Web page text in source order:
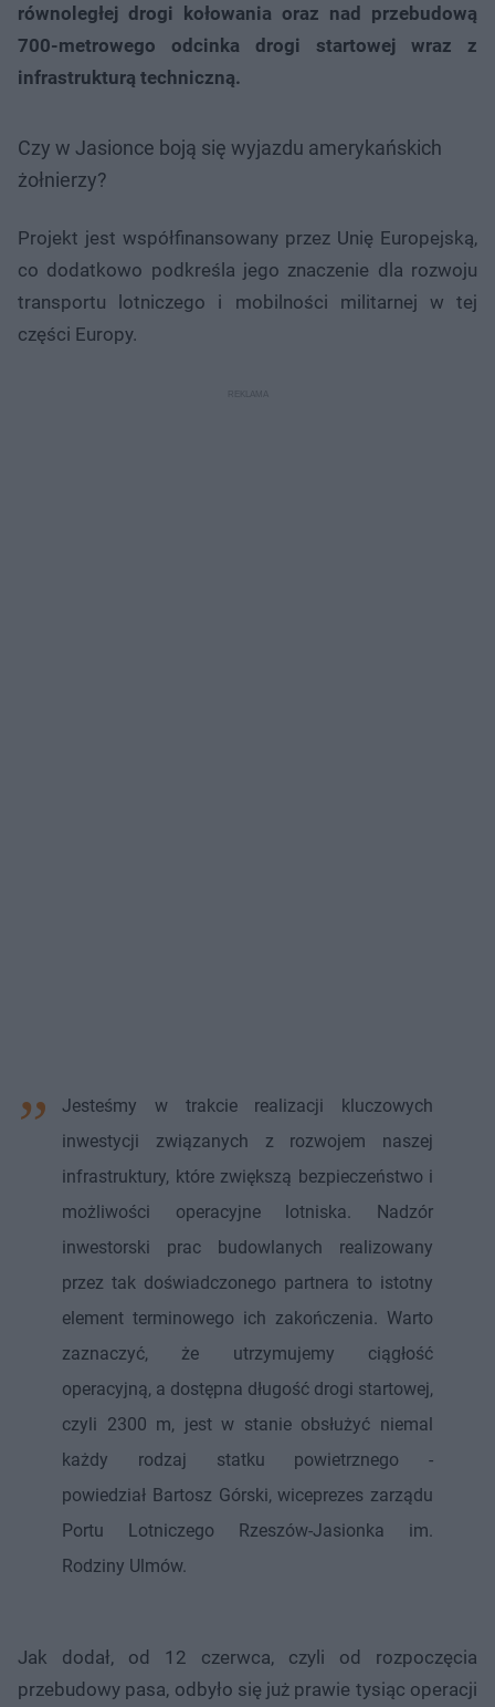
równoległej drogi kołowania oraz nad przebudową
700-metrowego odcinka drogi startowej wraz z
infrastrukturą techniczną.
Czy w Jasionce boją się wyjazdu amerykańskich
żołnierzy?
Projekt jest współfinansowany przez Unię Europejską,
co dodatkowo podkreśla jego znaczenie dla rozwoju
transportu lotniczego i mobilności militarnej w tej
części Europy.
Jesteśmy w trakcie realizacji kluczowych
inwestycji związanych z rozwojem naszej
infrastruktury, które zwiększą bezpieczeństwo i
możliwości operacyjne lotniska. Nadzór
inwestorski prac budowlanych realizowany
przez tak doświadczonego partnera to istotny
element terminowego ich zakończenia. Warto
zaznaczyć, że utrzymujemy ciągłość
operacyjną, a dostępna długość drogi startowej,
czyli 2300 m, jest w stanie obsłużyć niemal
każdy rodzaj statku powietrznego -
powiedział Bartosz Górski, wiceprezes zarządu
Portu Lotniczego Rzeszów-Jasionka im.
Rodziny Ulmów.
Jak dodał, od 12 czerwca, czyli od rozpoczęcia
przebudowy pasa, odbyło się już prawie tysiąc operacji